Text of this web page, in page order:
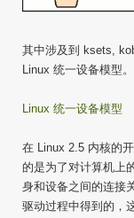
其中涉及到 ksets,
Linux 统一设备模型。
Linux 统一设备模型
在 Linux 2.5 内核的
的是为了对计算机上
身和设备之间的连接
驱动过程中得到的，